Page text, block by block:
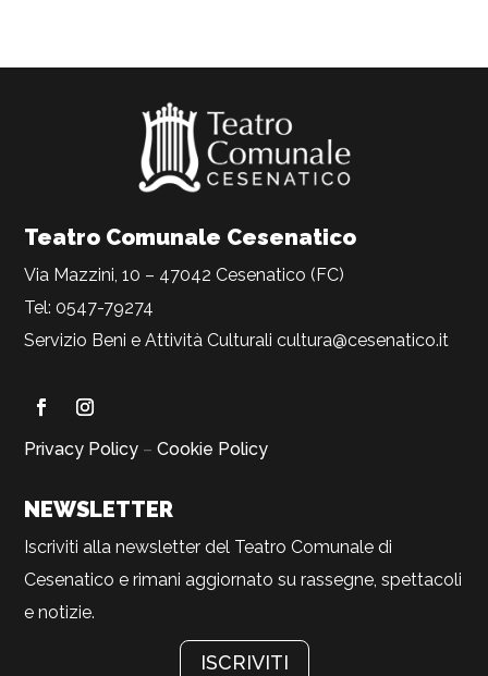
Teatro Comunale Cesenatico
Via Mazzini, 10 – 47042 Cesenatico (FC)
Tel: 0547-79274
Servizio Beni e Attività Culturalicultura@cesenatico.it
Privacy Policy –Cookie Policy
NEWSLETTER
Iscriviti alla newsletter del Teatro Comunale di
Cesenatico e rimani aggiornato su rassegne, spettacoli
e notizie.
ISCRIVITI